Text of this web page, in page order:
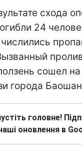
схода
24
сошел
города
головне!
оновлення в